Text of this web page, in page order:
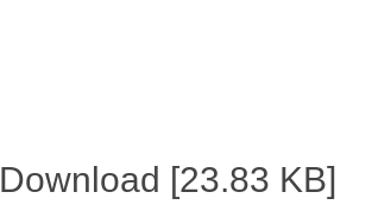
Download [23.83 KB]